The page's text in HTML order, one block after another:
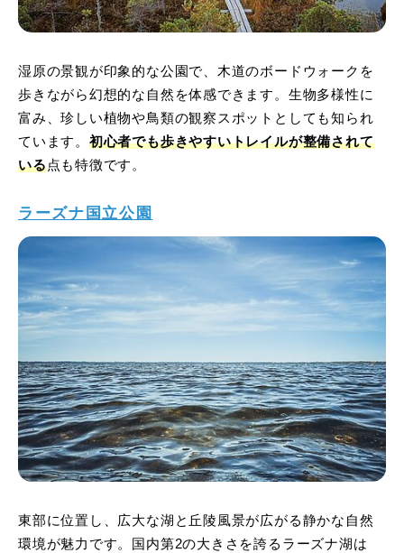
湿原の景観が印象的な公園で、木道のボードウォークを
歩きながら幻想的な自然を体感できます。生物多様性に
富み、珍しい植物や鳥類の観察スポットとしても知られ
ています。 初心者でも歩きやすいトレイルが整備されて
いる点も特徴です。
ラーズナ国立公園
東部に位置し、広大な湖と丘陵風景が広がる静かな自然
環境が魅力です。国内第2の大きさを誇るラーズナ湖は